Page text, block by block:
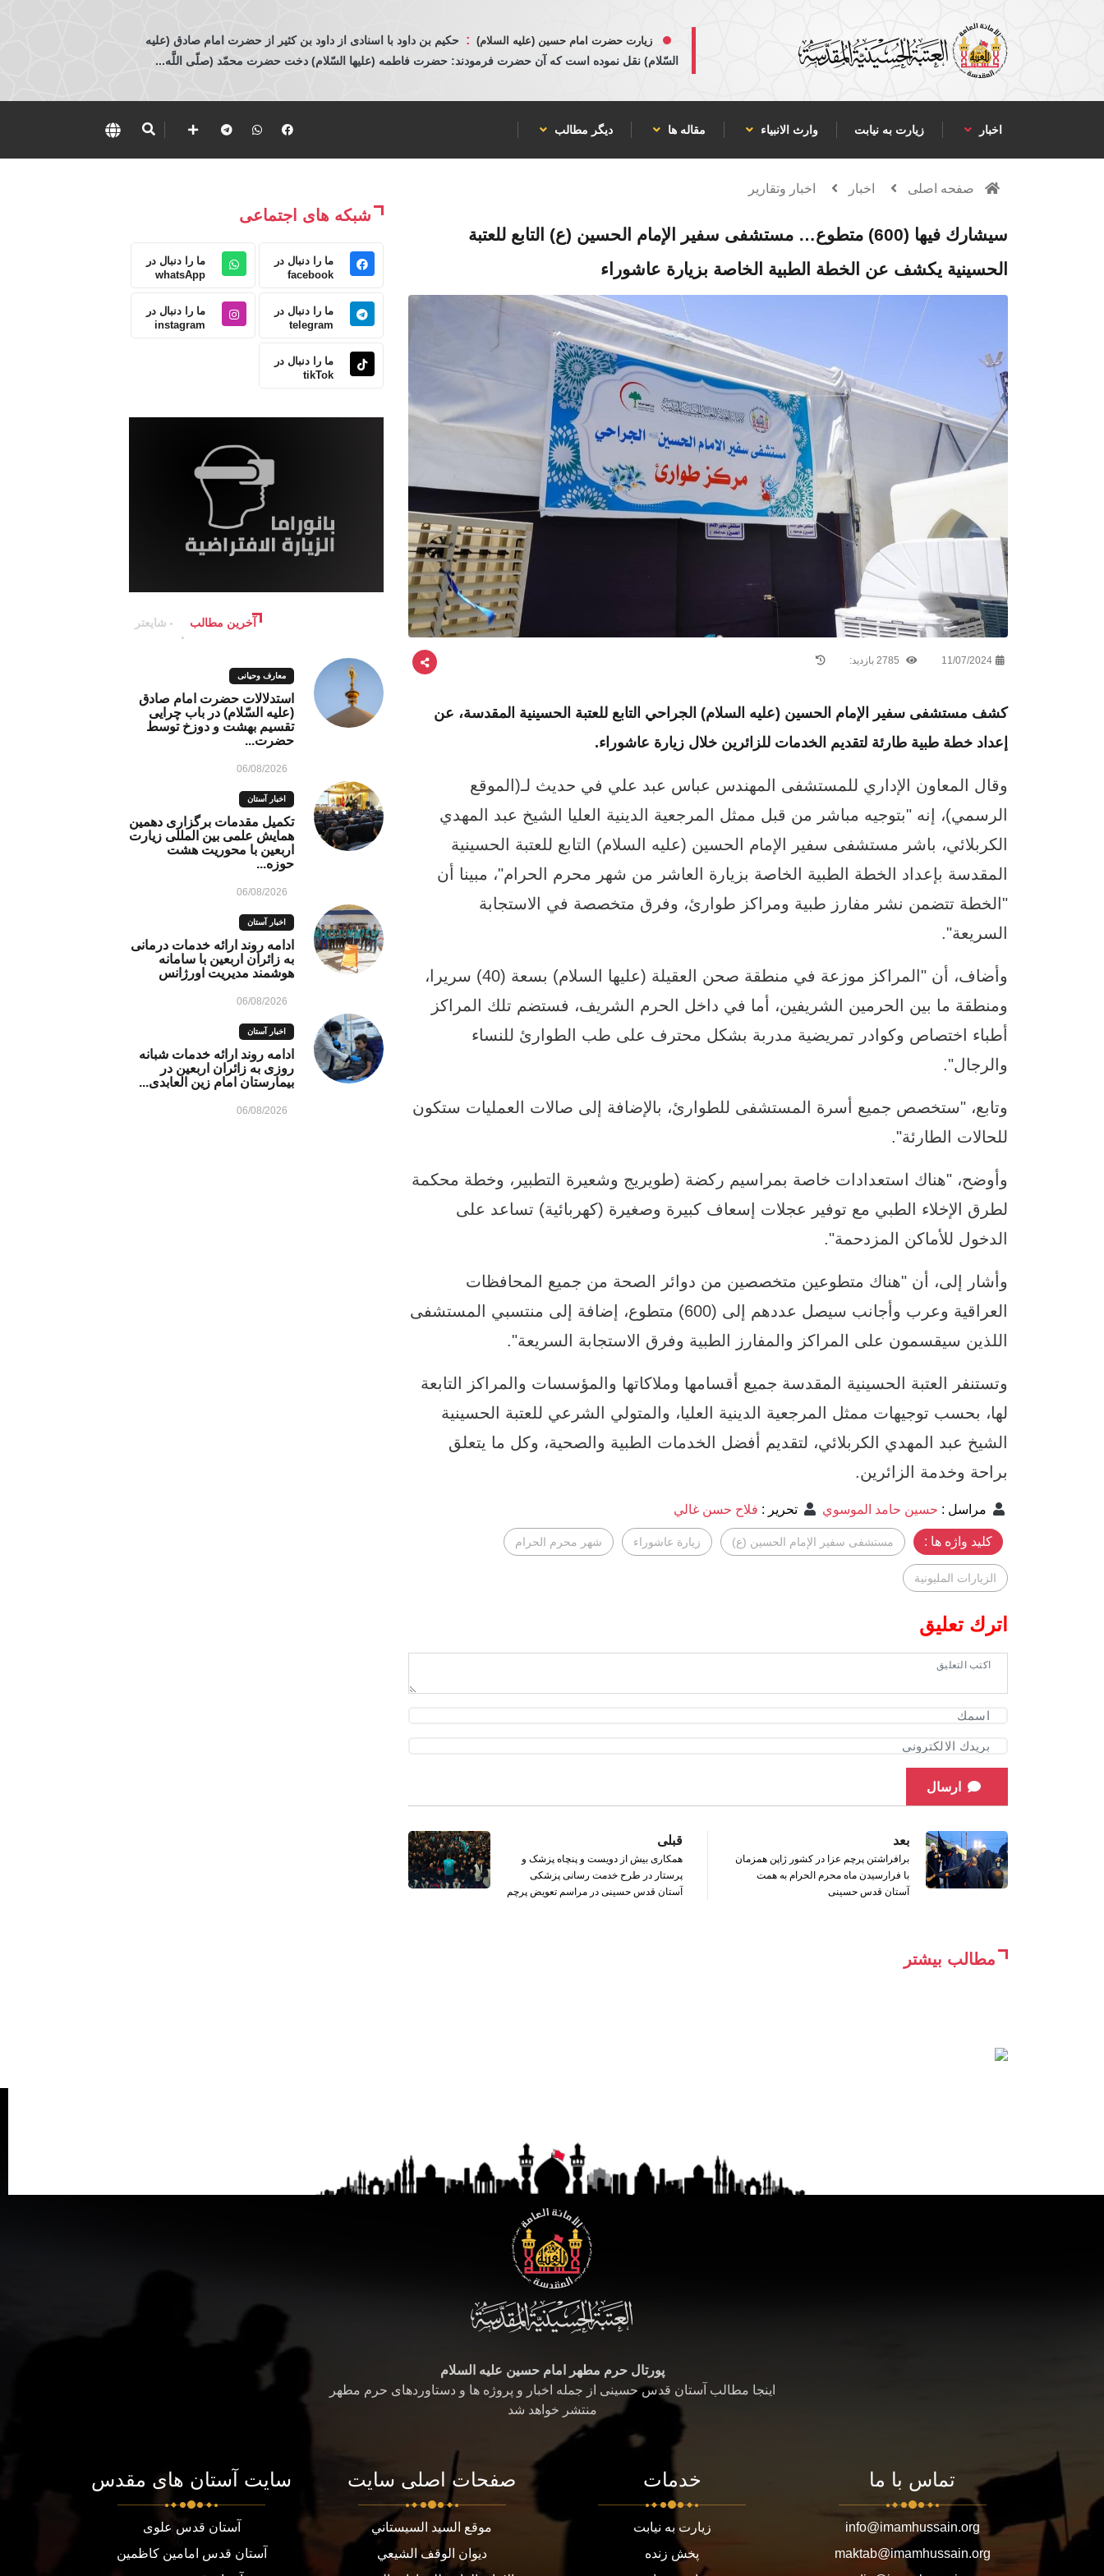
زیارت حضرت امام حسین (علیه السلام) : حكيم بن داود با اسنادی از داود بن كثير از حضرت امام صادق (عليه
السّلام) نقل نموده است كه آن حضرت فرمودند: حضرت فاطمه (عليها السّلام) دخت حضرت محمّد (صلّى اللَّه...
اخبار زیارت به نیابت وارث الانبياء مقاله ها دیگر مطالب
صفحه اصلی اخبار اخبار وتقارير
سيشارك فيها (600) متطوع… مستشفى سفير الإمام الحسين (ع) التابع للعتبة
الحسينية يكشف عن الخطة الطبية الخاصة بزيارة عاشوراء
11/07/2024
كشف مستشفى سفير الإمام الحسين (عليه السلام) الجراحي التابع للعتبة الحسينية المقدسة، عن
إعداد خطة طبية طارئة لتقديم الخدمات للزائرين خلال زيارة عاشوراء.
وقال المعاون الإداري للمستشفى المهندس عباس عبد علي في حديث لـ(الموقع
الرسمي)، إنه "بتوجيه مباشر من قبل ممثل المرجعية الدينية العليا الشيخ عبد المهدي
الكربلائي، باشر مستشفى سفير الإمام الحسين (عليه السلام) التابع للعتبة الحسينية
المقدسة بإعداد الخطة الطبية الخاصة بزيارة العاشر من شهر محرم الحرام"، مبينا أن
"الخطة تتضمن نشر مفارز طبية ومراكز طوارئ، وفرق متخصصة في الاستجابة
السريعة".
وأضاف، أن "المراكز موزعة في منطقة صحن العقيلة (عليها السلام) بسعة (40) سريرا،
ومنطقة ما بين الحرمين الشريفين، أما في داخل الحرم الشريف، فستضم تلك المراكز
أطباء اختصاص وكوادر تمريضية مدربة بشكل محترف على طب الطوارئ للنساء
والرجال".
وتابع، "ستخصص جميع أسرة المستشفى للطوارئ، بالإضافة إلى صالات العمليات ستكون
للحالات الطارئة".
وأوضح، "هناك استعدادات خاصة بمراسيم ركضة (طويريج وشعيرة التطبير، وخطة محكمة
لطرق الإخلاء الطبي مع توفير عجلات إسعاف كبيرة وصغيرة (كهربائية) تساعد على
الدخول للأماكن المزدحمة".
وأشار إلى، أن "هناك متطوعين متخصصين من دوائر الصحة من جميع المحافظات
العراقية وعرب وأجانب سيصل عددهم إلى (600) متطوع، إضافة إلى منتسبي المستشفى
اللذين سيقسمون على المراكز والمفارز الطبية وفرق الاستجابة السريعة".
وتستنفر العتبة الحسينية المقدسة جميع أقسامها وملاكاتها والمؤسسات والمراكز التابعة
لها، بحسب توجيهات ممثل المرجعية الدينية العليا، والمتولي الشرعي للعتبة الحسينية
الشيخ عبد المهدي الكربلائي، لتقديم أفضل الخدمات الطبية والصحية، وكل ما يتعلق
براحة وخدمة الزائرين.
مراسل : حسين حامد الموسوي تحرير : فلاح حسن غالي
کلید واژه ها : مستشفى سفير الإمام الحسين (ع) زيارة عاشوراء شهر محرم الحرام
الزيارات المليونية
اترك تعليق
ارسال
قبلی
همکاری بیش از دویست و پنچاه پزشک و
پرستار در طرح خدمت رسانی پزشکی
آستان قدس حسینی در مراسم تعویض پرچم
بعد
برافراشتن پرچم عزا در کشور ژاپن همزمان
با فرارسیدن ماه محرم الحرام به همت
آستان قدس حسینی
مطالب بیشتر
شبکه های اجتماعی
ما را دنبال در
facebook
ما را دنبال در
whatsApp
ما را دنبال در
telegram
ما را دنبال در
instagram
ما را دنبال در
tikTok
آخرین مطالب شایعتر
معارف وحیانی
استدلالات حضرت امام صادق
(علیه السّلام) در باب چرایی
تقسیم بهشت و دوزخ توسط
حضرت...
06/08/2026
اخبار آستان
تکمیل مقدمات برگزاری دهمین
همایش علمی بین المللی زیارت
اربعین با محوریت هشت
حوزه...
06/08/2026
اخبار آستان
ادامه روند ارائه خدمات درمانی
به زائران اربعین با سامانه
هوشمند مدیریت اورژانس
06/08/2026
اخبار آستان
ادامه روند ارائه خدمات شبانه
روزی به زائران اربعین در
بیمارستان امام زین العابدی...
06/08/2026
پورتال حرم مطهر امام حسین علیه السلام
اینجا مطالب آستان قدس حسینی از جمله اخبار و پروژه ها و دستاوردهای حرم مطهر
منتشر خواهد شد
تماس با ما
info@imamhussain.org
maktab@imamhussain.org
خدمات
زیارت به نیابت
پخش زنده
صفحات اصلی سایت
موقع السيد السيستاني
ديوان الوقف الشيعي
سایت آستان های مقدس
آستان قدس علوی
آستان قدس امامین کاظمین